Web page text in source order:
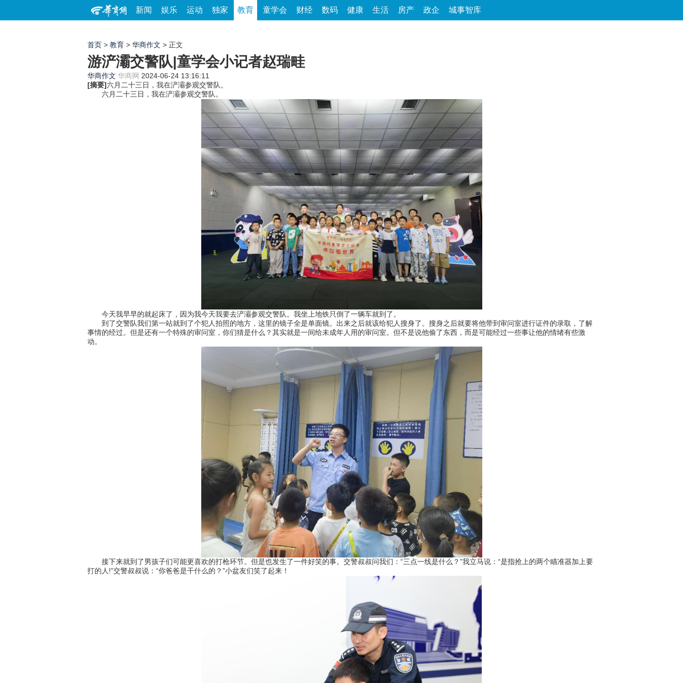
新闻 娱乐 运动 独家 教育 童学会 财经 数码 健康 生活 房产 政企 城事智库
首页 > 教育 > 华商作文 > 正文
游浐灞交警队|童学会小记者赵瑞畦
华商作文 华商网 2024-06-24 13:16:11
[摘要]六月二十三日，我在浐灞参观交警队。
六月二十三日，我在浐灞参观交警队。
今天我早早的就起床了，因为我今天我要去浐灞参观交警队。我坐上地铁只倒了一辆车就到了。
到了交警队我们第一站就到了个犯人拍照的地方，这里的镜子全是单面镜。出来之后就该给犯人搜身了。搜身之后就要将他带到审问室进行证件的录取，了解
事情的经过。但是还有一个特殊的审问室，你们猜是什么？其实就是一间给未成年人用的审问室。但不是说他偷了东西，而是可能经过一些事让他的情绪有些激
动。
接下来就到了男孩子们可能更喜欢的打枪环节。但是也发生了一件好笑的事。交警叔叔问我们：“三点一线是什么？”我立马说：“是指抢上的两个瞄准器加上要
打的人!”交警叔叔说：“你爸爸是干什么的？”小盆友们笑了起来！